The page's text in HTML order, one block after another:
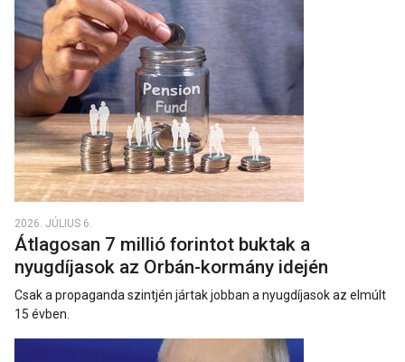
2026. JÚLIUS 6.
Átlagosan 7 millió forintot buktak a
nyugdíjasok az Orbán-kormány idején
Csak a propaganda szintjén jártak jobban a nyugdíjasok az elmúlt
15 évben.